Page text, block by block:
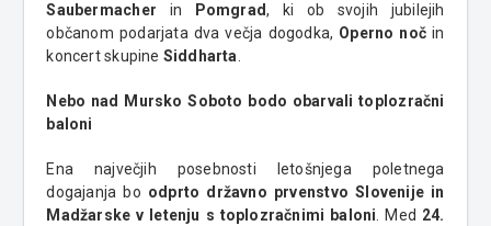
Saubermacher in Pomgrad, ki ob svojih jubilejih
občanom podarjata dva večja dogodka, Operno noč in
koncert skupine Siddharta.
Nebo nad Mursko Soboto bodo obarvali toplozračni
baloni
Ena največjih posebnosti letošnjega poletnega
dogajanja bo odprto državno prvenstvo Slovenije in
Madžarske v letenju s toplozračnimi baloni. Med 24.